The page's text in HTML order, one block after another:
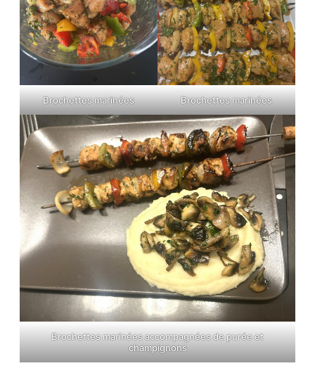
Brochettes marinées Brochettes marinées
Brochettes marinées accompagnées de purée et
champignons